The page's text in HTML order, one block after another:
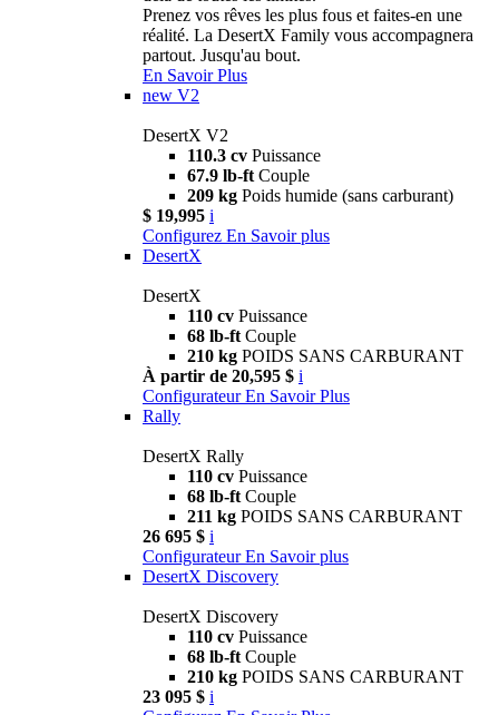
Prenez vos rêves les plus fous et faites-en une
réalité. La DesertX Family vous accompagnera
partout. Jusqu'au bout.
En Savoir Plus
new V2
DesertX V2
110.3 cv Puissance
67.9 lb-ft Couple
209 kg Poids humide (sans carburant)
$ 19,995 i
Configurez En Savoir plus
DesertX
DesertX
110 cv Puissance
68 lb-ft Couple
210 kg POIDS SANS CARBURANT
À partir de 20,595 $ i
Configurateur En Savoir Plus
Rally
DesertX Rally
110 cv Puissance
68 lb-ft Couple
211 kg POIDS SANS CARBURANT
26 695 $ i
Configurateur En Savoir plus
DesertX Discovery
DesertX Discovery
110 cv Puissance
68 lb-ft Couple
210 kg POIDS SANS CARBURANT
23 095 $ i